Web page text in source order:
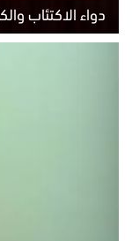
دواء الاكتئاب
السبت 8 أغسطس 2026 10:54 ص